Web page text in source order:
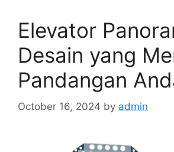
Elevator
Desain yang
Pandangan
October 16, 2024 by admin